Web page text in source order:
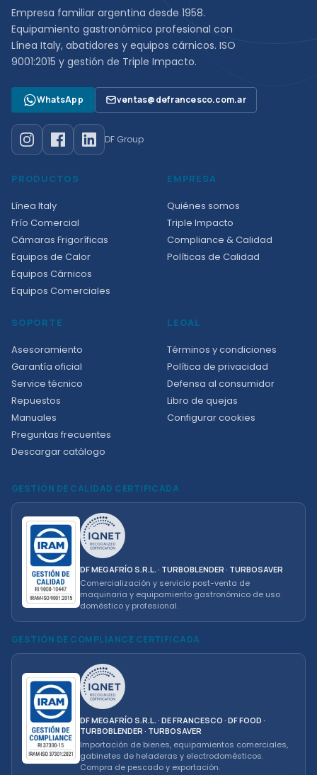
Empresa familiar argentina desde 1958.
Equipamiento gastronómico profesional con
Línea Italy, abatidores y equipos cárnicos. ISO
9001:2015 y gestión de Triple Impacto.
WhatsApp ventas@defrancesco.com.ar
DF Group
PRODUCTOS
Línea Italy
Frío Comercial
Cámaras Frigoríficas
Equipos de Calor
Equipos Cárnicos
Equipos Comerciales
EMPRESA
Quiénes somos
Triple Impacto
Compliance & Calidad
Políticas de Calidad
SOPORTE
Asesoramiento
Garantía oficial
Service técnico
Repuestos
Manuales
Preguntas frecuentes
Descargar catálogo
LEGAL
Términos y condiciones
Política de privacidad
Defensa al consumidor
Libro de quejas
Configurar cookies
GESTIÓN DE CALIDAD CERTIFICADA
DF MEGAFRÍO S.R.L. · TURBOBLENDER · TURBOSAVER
Comercialización y servicio post-venta de
maquinaria y equipamiento gastronómico de uso
doméstico y profesional.
GESTIÓN DE COMPLIANCE CERTIFICADA
DF MEGAFRÍO S.R.L. · DE FRANCESCO · DF FOOD ·
TURBOBLENDER · TURBOSAVER
Importación de bienes, equipamientos comerciales,
gabinetes de heladeras y electrodomésticos.
Compra de pescado y exportación.